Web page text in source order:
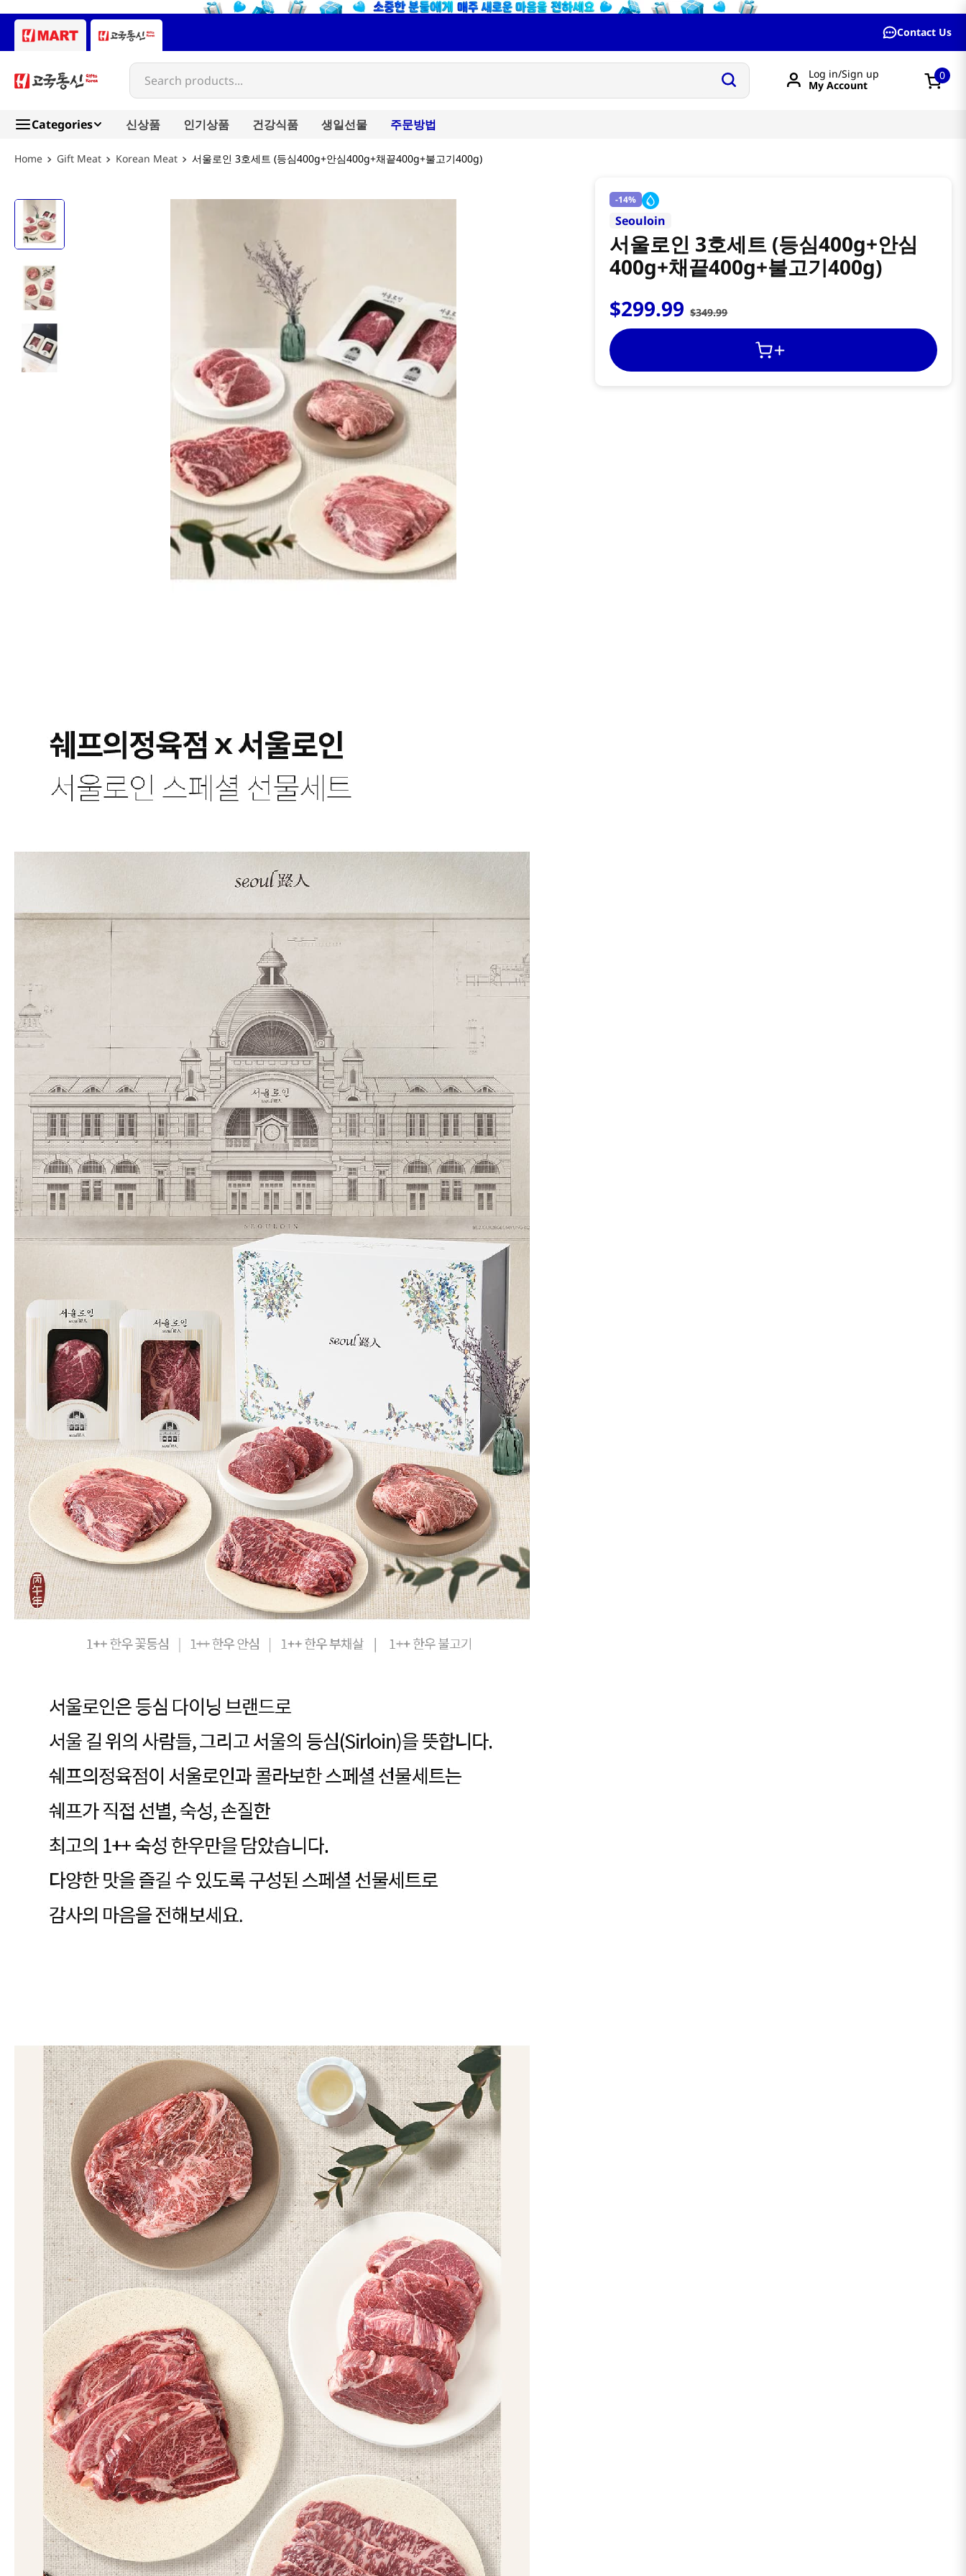
Contact Us
Search products...
Log in/Sign up
My Account
0
Categories 신상품 인기상품 건강식품 생일선물 주문방법
Gift Meat Korean Meat 서울로인 3호세트 (등심400g+안심400g+채끝400g+불고기400g)
-14%
Seouloin
서울로인 3호세트 (등심400g+안심
400g+채끝400g+불고기400g)
$299.99 $349.99